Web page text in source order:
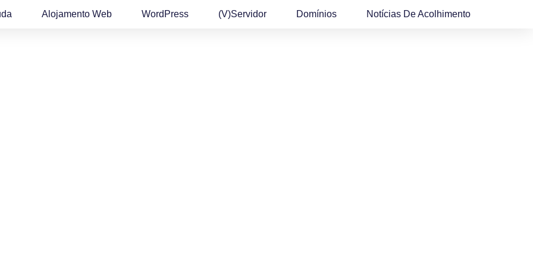
Alojamento Web WordPress (v)Servidor Domínios Notícias De Acolhimento